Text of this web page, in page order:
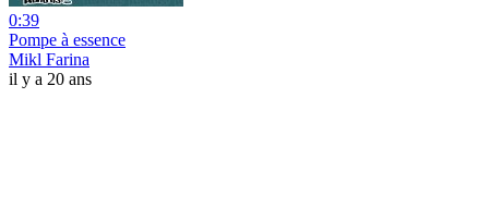
0:39
Pompe à essence
Mikl Farina
il y a 20 ans